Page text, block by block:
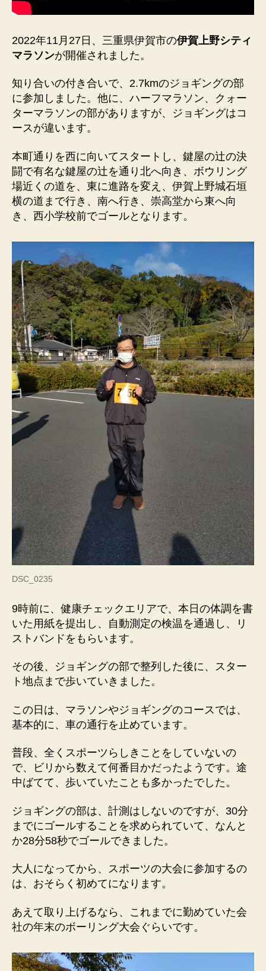
グ
の
部、
走？
へ
の
2022年11月27日、三重県伊賀市の伊賀上野シティ
マラソンが開催されました。
知り合いの付き合いで、2.7kmのジョギングの部
に参加しました。他に、ハーフマラソン、クォー
ターマラソンの部がありますが、ジョギングはコ
ースが違います。
本町通りを西に向いてスタートし、鍵屋の辻の決
闘で有名な鍵屋の辻を通り北へ向き、ボウリング
場近くの道を、東に進路を変え、伊賀上野城石垣
横の道まで行き、南へ行き、崇高堂から東へ向
き、西小学校前でゴールとなります。
DSC_0235
9時前に、健康チェックエリアで、本日の体調を書
いた用紙を提出し、自動測定の検温を通過し、リ
ストバンドをもらいます。
その後、ジョギングの部で整列した後に、スター
ト地点まで歩いていきました。
この日は、マラソンやジョギングのコースでは、
基本的に、車の通行を止めています。
普段、全くスポーツらしきことをしていないの
で、ビリから数えて何番目かだったようです。途
中ばてて、歩いていたことも多かったでした。
ジョギングの部は、計測はしないのですが、30分
までにゴールすることを求められていて、なんと
か28分58秒でゴールできました。
大人になってから、スポーツの大会に参加するの
は、おそらく初めてになります。
あえて取り上げるなら、これまでに勤めていた会
社の年末のボーリング大会ぐらいです。